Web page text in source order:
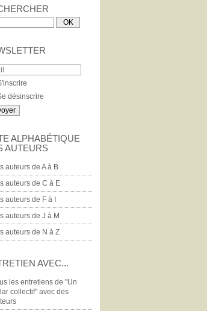
désinscrire
ALPHABÉTIQUE
AUTEURS
auteurs de A à B
auteurs de C à E
auteurs de F à I
auteurs de J à M
auteurs de N à Z
AVEC...
les entretiens de "Un
collectif" avec des